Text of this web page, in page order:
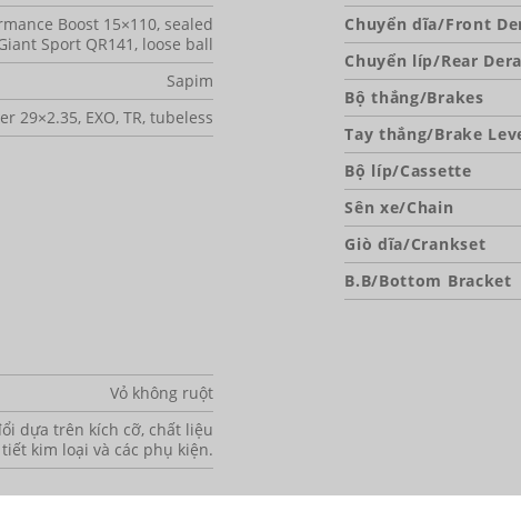
Boost 15×110, sealed
Sport QR141, loose ball
Sapim
29×2.35, EXO, TR, tubeless
Chuyển dĩa/Front
Chuyển líp/Rear
Bộ thắng/Brakes
Tay thắng/Brake
Bộ líp/Cassette
Sên xe/Chain
Giò dĩa/Crankset
B.B/Bottom Bracket
Vỏ không ruột
dựa trên kích cỡ, chất liệu
kim loại và các phụ kiện.